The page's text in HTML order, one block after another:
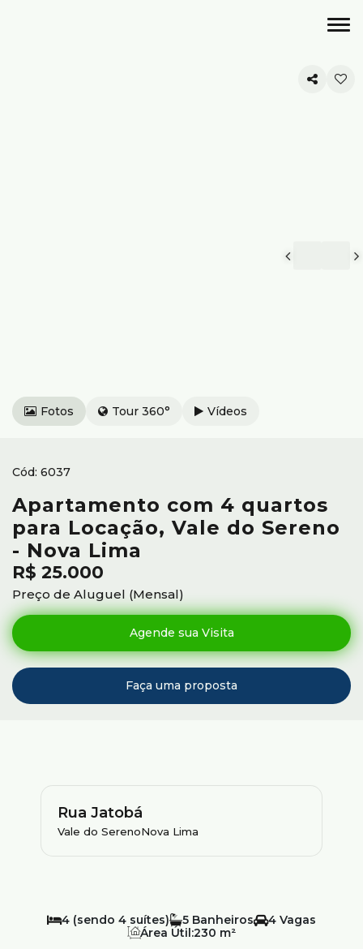
Fotos Tour 360° Vídeos
Apartamento com 4 quartos
para Locação, Vale do Sereno
- Nova Lima
R$ 25.000
Preço de Aluguel (Mensal)
6037
Rua Jatobá
Vale do SerenoNova Lima
4 (sendo 4 suítes) 5
4
Área Útil:230 m²